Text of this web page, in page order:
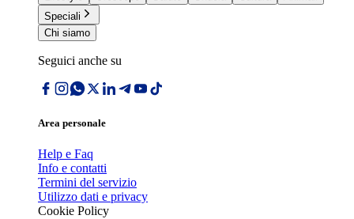
Speciali
Chi siamo
Seguici anche su
Area personale
Help e Faq
Info e contatti
Termini del servizio
Utilizzo dati e privacy
Cookie Policy